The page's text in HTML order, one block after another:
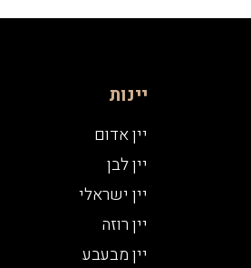
יינות
יין אדום
יין לבן
יין ישראלי
יין רוזה
יין מבעבע